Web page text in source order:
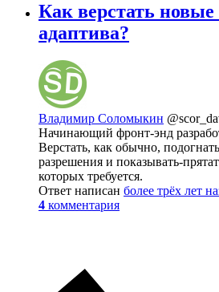
Как верстать
адаптива?
Владимир Соломыкин
Начинающий фронт-энд
Верстать, как обычно,
разрешения и показывать-
которых требуется.
Ответ написан более трёх лет
4 комментария